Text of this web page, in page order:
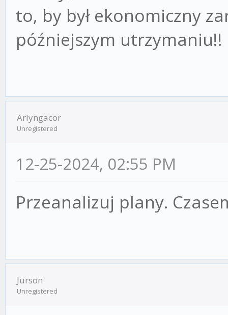
to, by był ekonomiczny
późniejszym utrzymaniu!!
Arlyngacor
Unregistered
12-25-2024, 02:55 PM
Przeanalizuj plany.
Jurson
Unregistered